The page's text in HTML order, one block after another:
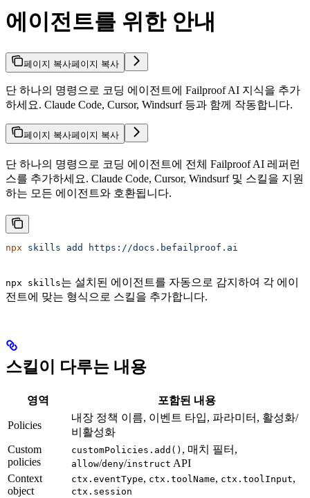
에이전트를 위한 안내
페이지 복사페이지 복사
단 하나의 명령으로 코딩 에이전트에 Failproof AI 지식을 추가
하세요. Claude Code, Cursor, Windsurf 등과 함께 작동합니다.
페이지 복사페이지 복사
단 하나의 명령으로 코딩 에이전트에 전체 Failproof AI 레퍼런
스를 추가하세요. Claude Code, Cursor, Windsurf 및 스킬을 지원
하는 모든 에이전트와 호환됩니다.
npx skills add https://docs.befailproof.ai
npx skills는 설치된 에이전트를 자동으로 감지하여 각 에이
전트에 맞는 형식으로 스킬을 추가합니다.
스킬이 다루는 내용
영역 포함된 내용
Policies
내장 정책 이름, 이벤트 타입, 파라미터, 활성화/
비활성화
Custom
policies
customPolicies.add() , 매치 필터,
allow/deny/instruct API
Context
object
ctx.eventType, ctx.toolName, ctx.toolInput,
ctx.session